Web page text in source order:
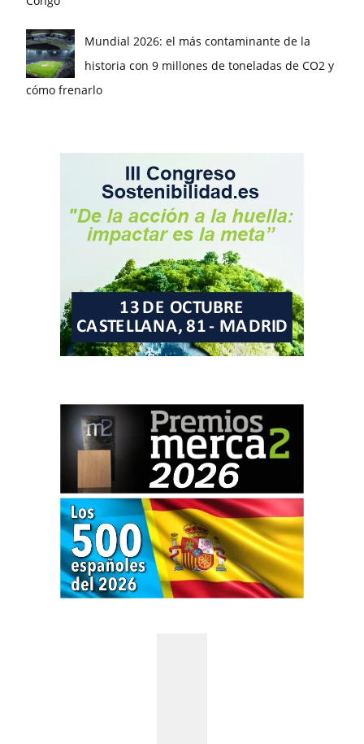
Mundial 2026: el más contaminante de la
historia con 9 millones de toneladas de CO2 y
cómo frenarlo